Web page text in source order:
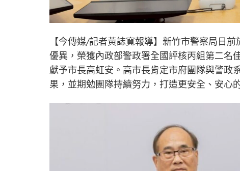
【今傳媒/記者黃誌寬報導】新竹市警察局日
優異，榮獲內政部警政署全國評核丙組第二名
獻予市長高虹安。高市長肯定市府團隊與警政
果，並期勉團隊持續努力，打造更安全、安心